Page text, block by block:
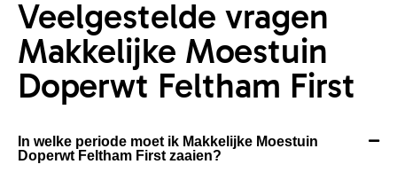
Veelgestelde vragen
Makkelijke Moestuin
Doperwt Feltham First
In welke periode moet ik Makkelijke Moestuin
Doperwt Feltham First zaaien?